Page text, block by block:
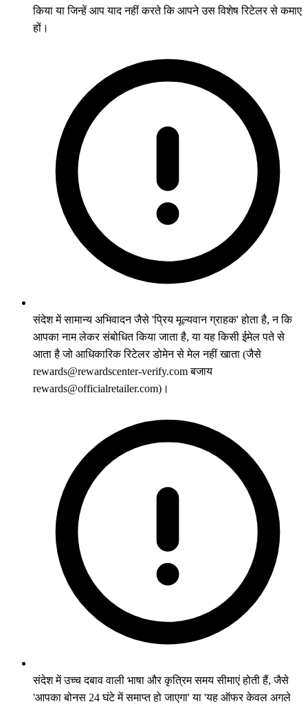
किया या जिन्हें आप याद नहीं करते कि आपने उस विशेष रिटेलर से कमाए
हों।
संदेश में सामान्य अभिवादन जैसे 'प्रिय मूल्यवान ग्राहक' होता है, न कि
आपका नाम लेकर संबोधित किया जाता है, या यह किसी ईमेल पते से
आता है जो आधिकारिक रिटेलर डोमेन से मेल नहीं खाता (जैसे
rewards@rewardscenter-verify.com बजाय
rewards@officialretailer.com)।
संदेश में उच्च दबाव वाली भाषा और कृत्रिम समय सीमाएं होती हैं, जैसे
'आपका बोनस 24 घंटे में समाप्त हो जाएगा' या 'यह ऑफर केवल अगले